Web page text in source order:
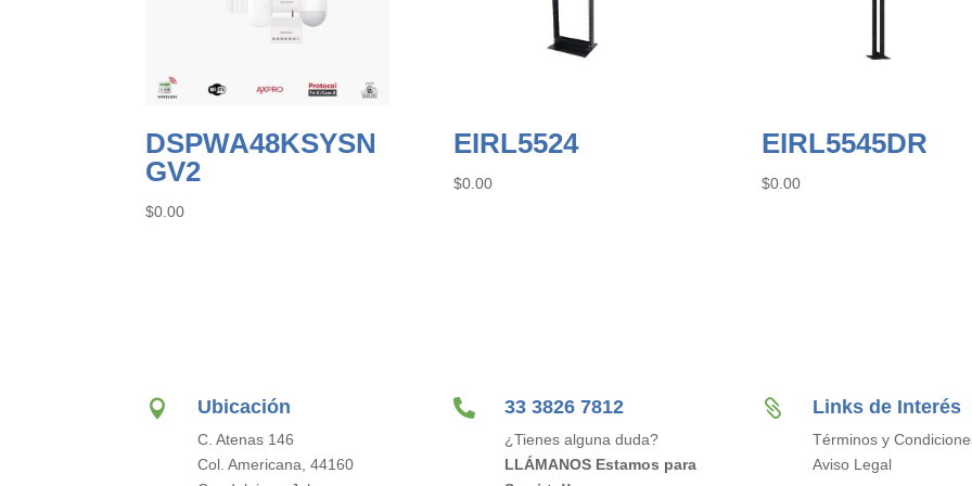
DSPWA48KSYSN
GV2
$0.00
EIRL5524
$0.00
EIRL5545DR
$0.00
 Ubicación
C. Atenas 146
Col. Americana, 44160
 33 3826 7812
¿Tienes alguna duda?
LLÁMANOS Estamos para
 Links de Interés
Términos y
Aviso Legal